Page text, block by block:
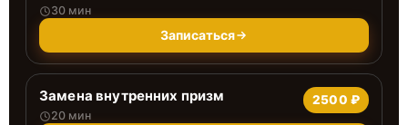
30 мин
Записаться
Замена внутренних призм
20 мин
2500 ₽